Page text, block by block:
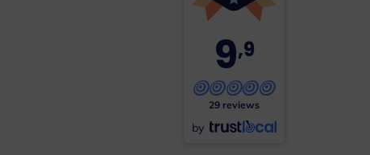
9,9
29 reviews
by